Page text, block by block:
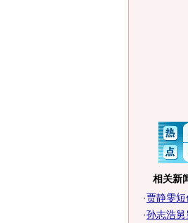
相关新
·贾静雯
·孙志浩舅